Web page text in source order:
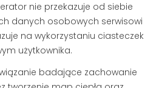
nie przekazuje od siebie
danych osobowych serwisowi
na wykorzystaniu ciasteczek
użytkownika.
badające zachowanie